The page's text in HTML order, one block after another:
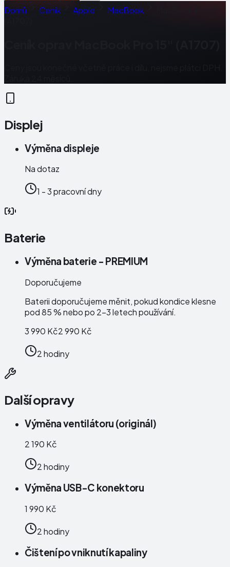
Domů Ceník Apple MacBook
Displej
Výměna displeje
Na dotaz
1 - 3 pracovní dny
Baterie
Výměna baterie - PREMIUM
Doporučujeme
Baterii doporučujeme měnit, pokud kondice klesne
pod 85 % nebo po 2–3 letech používání.
3 990 Kč2 990 Kč
2 hodiny
Další opravy
Výměna ventilátoru (originál)
2 190 Kč
2 hodiny
Výměna USB-C konektoru
1 990 Kč
2 hodiny
Čištení po vniknutí kapaliny